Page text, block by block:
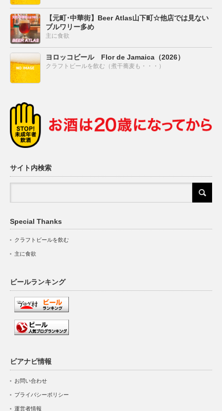
【元町･中華街】Beer Atlas山下町☆他店では見ない
ブルワリー多め
主に食欲
ヨロッコビール Flor de Jamaica（2026）
クラフトビールを飲む（煮干蕎麦も・・・）
サイト内検索
Special Thanks
クラフトビールを飲む
主に食欲
ビールランキング
ビアナビ情報
お問い合わせ
プライバシーポリシー
運営者情報